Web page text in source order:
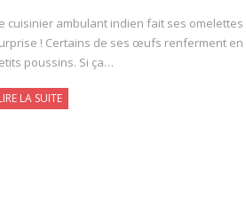
cuisinier ambulant indien fait ses
! Certains de ses œufs renferment
poussins. Si ça…
LA SUITE